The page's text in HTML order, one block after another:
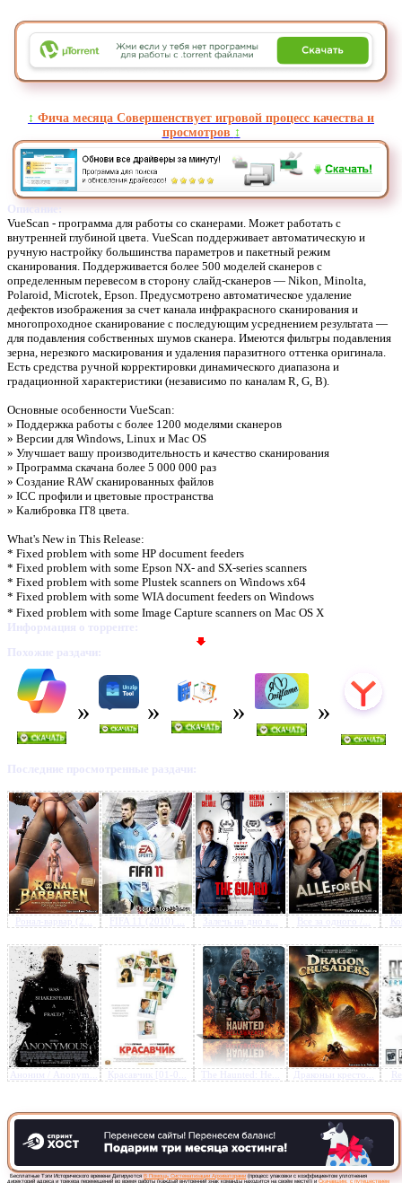
Предлагаем скачать
VueScan Pro 9.0.60»
↕️ Фича месяца Совершенствует игровой процесс качества и
просмотров ↕️
Описание:
VueScan - программа для работы со сканерами. Может работать с
внутренней глубиной цвета. VueScan поддерживает автоматическую и
ручную настройку большинства параметров и пакетный режим
сканирования. Поддерживается более 500 моделей сканеров с
определенным перевесом в сторону слайд-сканеров — Nikon, Minolta,
Polaroid, Microtek, Epson. Предусмотрено автоматическое удаление
дефектов изображения за счет канала инфракрасного сканирования и
многопроходное сканирование с последующим усреднением результата —
для подавления собственных шумов сканера. Имеются фильтры подавления
зерна, нерезкого маскирования и удаления паразитного оттенка оригинала.
Есть средства ручной корректировки динамического диапазона и
градационной характеристики (независимо по каналам R, G, B).
Основные особенности VueScan:
» Поддержка работы с более 1200 моделями сканеров
» Версии для Windows, Linux и Mac OS
» Улучшает вашу производительность и качество сканирования
» Программа скачана более 5 000 000 раз
» Создание RAW сканированных файлов
» ICC профили и цветовые пространства
» Калибровка IT8 цвета.
What's New in This Release:
* Fixed problem with some HP document feeders
* Fixed problem with some Epson NX- and SX-series scanners
* Fixed problem with some Plustek scanners on Windows x64
* Fixed problem with some WIA document feeders on Windows
* Fixed problem with some Image Capture scanners on Mac OS X
Информация о торренте:
Похожие раздачи:
Последние просмотренные раздачи:
Ронал-варвар (2... FIFA 11 (2010) ... Залечь на дно в... Все за одного /...
Аноним / Anonym... Красавчик [01-0... Драконьи кресто...